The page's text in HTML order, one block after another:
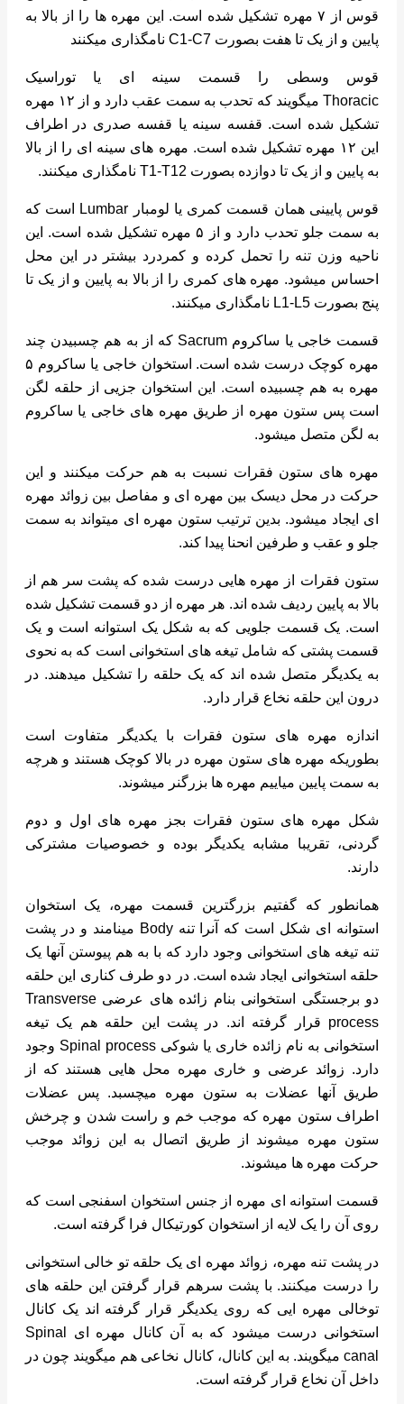
قوس از ۷ مهره تشکیل شده است. این مهره ها را از بالا به
پایین و از یک تا هفت بصورت C1-C7 نامگذاری میکنند
قوس وسطی را قسمت سینه ای یا توراسیک
Thoracic میگویند که تحدب به سمت عقب دارد و از ۱۲ مهره
تشکیل شده است. قفسه سینه یا قفسه صدری در اطراف
این ۱۲ مهره تشکیل شده است. مهره های سینه ای را از بالا
به پایین و از یک تا دوازده بصورت T1-T12 نامگذاری میکنند.
قوس پایینی همان قسمت کمری یا لومبار Lumbar است که
به سمت جلو تحدب دارد و از ۵ مهره تشکیل شده است. این
ناحیه وزن تنه را تحمل کرده و کمردرد بیشتر در این محل
احساس میشود. مهره های کمری را از بالا به پایین و از یک تا
پنج بصورت L1-L5 نامگذاری میکنند.
قسمت خاجی یا ساکروم Sacrum که از به هم چسبیدن چند
مهره کوچک درست شده است. استخوان خاجی یا ساکروم ۵
مهره به هم چسبیده است. این استخوان جزیی از حلقه لگن
است پس ستون مهره از طریق مهره های خاجی یا ساکروم
به لگن متصل میشود.
مهره های ستون فقرات نسبت به هم حرکت میکنند و این
حرکت در محل دیسک بین مهره ای و مفاصل بین زوائد مهره
ای ایجاد میشود. بدین ترتیب ستون مهره ای میتواند به سمت
جلو و عقب و طرفین انحنا پیدا کند.
ستون فقرات از مهره هایی درست شده که پشت سر هم از
بالا به پایین ردیف شده اند. هر مهره از دو قسمت تشکیل شده
است. یک قسمت جلویی که به شکل یک استوانه است و یک
قسمت پشتی که شامل تیغه های استخوانی است که به نحوی
به یکدیگر متصل شده اند که یک حلقه را تشکیل میدهند. در
درون این حلقه نخاع قرار دارد.
اندازه مهره های ستون فقرات با یکدیگر متفاوت است
بطوریکه مهره های ستون مهره در بالا کوچک هستند و هرچه
به سمت پایین میاییم مهره ها بزرگنر میشوند.
شکل مهره های ستون فقرات بجز مهره های اول و دوم
گردنی، تقریبا مشابه یکدیگر بوده و خصوصیات مشترکی
دارند.
همانطور که گفتیم بزرگترین قسمت مهره، یک استخوان
استوانه ای شکل است که آنرا تنه Body مینامند و در پشت
تنه تیغه های استخوانی وجود دارد که با به هم پیوستن آنها یک
حلقه استخوانی ایجاد شده است. در دو طرف کناری این حلقه
دو برجستگی استخوانی بنام زائده های عرضی Transverse
process قرار گرفته اند. در پشت این حلقه هم یک تیغه
استخوانی به نام زائده خاری یا شوکی Spinal process وجود
دارد. زوائد عرضی و خاری مهره محل هایی هستند که از
طریق آنها عضلات به ستون مهره میچسبد. پس عضلات
اطراف ستون مهره که موجب خم و راست شدن و چرخش
ستون مهره میشوند از طریق اتصال به این زوائد موجب
حرکت مهره ها میشوند.
قسمت استوانه ای مهره از جنس استخوان اسفنجی است که
روی آن را یک لایه از استخوان کورتیکال فرا گرفته است.
در پشت تنه مهره، زوائد مهره ای یک حلقه تو خالی استخوانی
را درست میکنند. با پشت سرهم قرار گرفتن این حلقه های
توخالی مهره ایی که روی یکدیگر قرار گرفته اند یک کانال
استخوانی درست میشود که به آن کانال مهره ای Spinal
canal میگویند. به این کانال، کانال نخاعی هم میگویند چون در
داخل آن نخاع قرار گرفته است.